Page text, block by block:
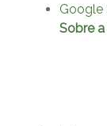
Google
Sobre